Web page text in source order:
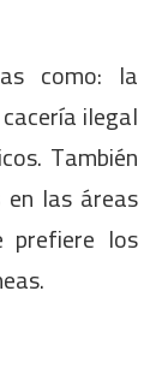
como: la
ilegal
También
las áreas
prefiere los